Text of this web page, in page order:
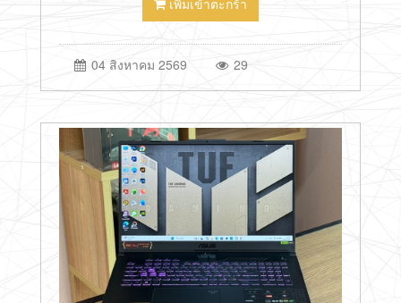
เพิ่มเข้าตะกร้า
04 สิงหาคม 2569 29